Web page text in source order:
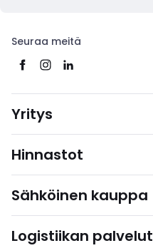
Seuraa meitä
Yritys
Hinnastot
Sähköinen kauppa
Logistiikan palvelut